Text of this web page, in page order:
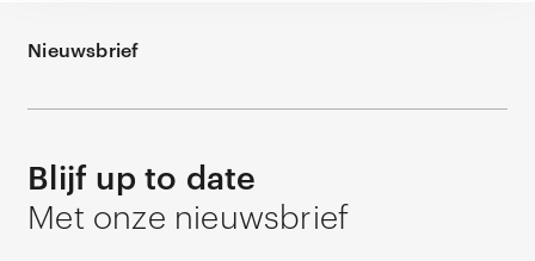
Nieuwsbrief
Blijf up to date
Met onze nieuwsbrief